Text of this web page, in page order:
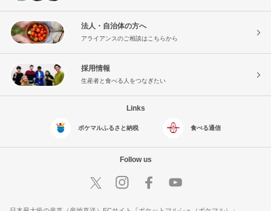
法人・自治体の方へ
アライアンスのご相談はこちらから
採用情報
生産者と食べる人をつなぎたい
Links
ポケマルふるさと納税 食べる通信
Follow us